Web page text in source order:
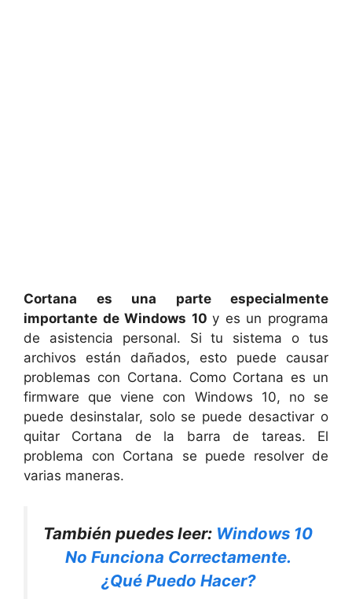
Cortana es una parte especialmente
importante de Windows 10y es un programa
de asistencia personal. Si tu sistema o tus
archivos están dañados, esto puede causar
problemas con Cortana. Como Cortana es un
firmware que viene con Windows 10, no se
puede desinstalar, solo se puede desactivar o
quitar Cortana de la barra de tareas. El
problema con Cortana se puede resolver de
varias maneras.
También puedes leer: Windows 10
No Funciona Correctamente.
¿Qué Puedo Hacer?